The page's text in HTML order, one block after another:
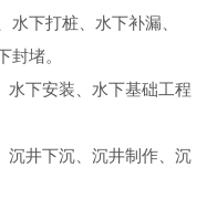
水下打桩、水下补漏、
封堵。
水下安装、水下基础工程
沉井下沉、沉井制作、沉